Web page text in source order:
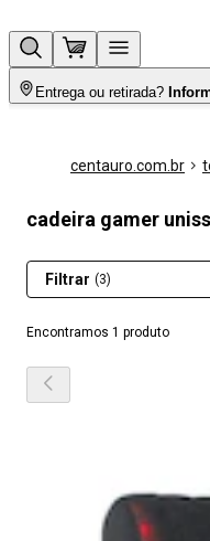
Entrega ou retirada?
centauro.com.br
cadeira gamer
Encontramos 1 produto
Filtrar (3)